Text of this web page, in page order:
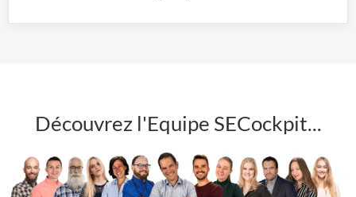
Découvrez l'Equipe SECockpit...